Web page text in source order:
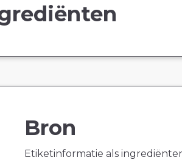
Bron
Etiketinformatie als